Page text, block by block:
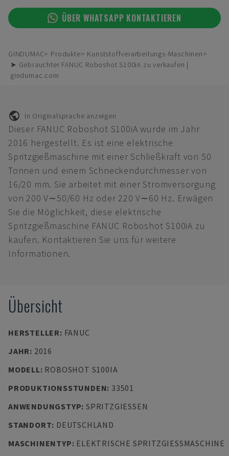
ÜBER WHATSAPP KONTAKTIEREN
GINDUMAC Produkte
Kunststoffverarbeitungs-Maschinen
➤ Gebrauchter FANUC Roboshot S100iA zu verkaufen |
gindumac.com
In Originalsprache anzeigen
Dieser FANUC Roboshot S100iA wurde im Jahr
2016 hergestellt. Es ist eine elektrische
Spritzgießmaschine mit einer Schließkraft von 50
Tonnen und einem Schneckendurchmesser von
16/20 mm. Sie arbeitet mit einer Stromversorgung
von 200 V∼50/60 Hz oder 220 V∼60 Hz. Erwägen
Sie die Möglichkeit, diese elektrische
Spritzgießmaschine FANUC Roboshot S100iA zu
kaufen. Kontaktieren Sie uns für weitere
Informationen.
Übersicht
HERSTELLER: FANUC
JAHR: 2016
MODELL: ROBOSHOT S100IA
PRODUKTIONSSTUNDEN: 33501
ANWENDUNGSTYP: SPRITZGIESSEN
STANDORT: DEUTSCHLAND
MASCHINENTYP: ELEKTRISCHE SPRITZGIESSMASCHINE